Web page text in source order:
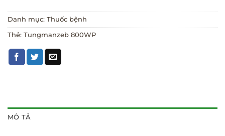
Danh mục: Thuốc bệnh
Thẻ: Tungmanzeb 800WP
MÔ TẢ